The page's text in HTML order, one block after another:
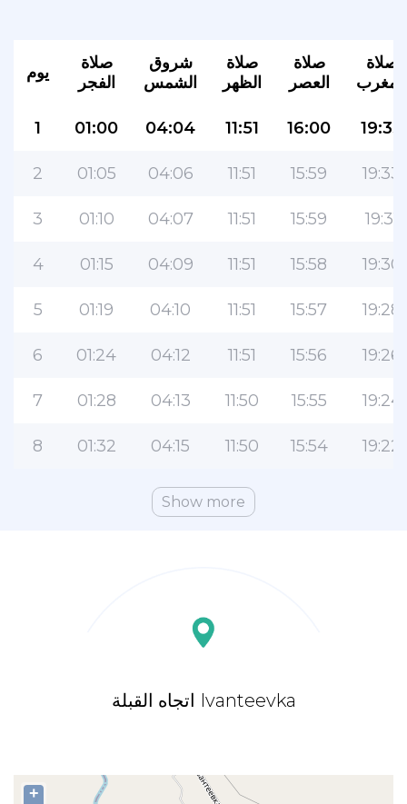
يوم
صلاة
الفجر
شروق
الشمس
صلاة
الظهر
صلاة
العصر
صلاة
المغرب
1 01:00 04:04 11:51 16:00 19:35
2 01:05 04:06 11:51 15:59 19:33
3 01:10 04:07 11:51 15:59 19:31
4 01:15 04:09 11:51 15:58 19:30
5 01:19 04:10 11:51 15:57 19:28
6 01:24 04:12 11:51 15:56 19:26
7 01:28 04:13 11:50 15:55 19:24
8 01:32 04:15 11:50 15:54 19:22
Show more
اتجاه القبلة Ivanteevka
+